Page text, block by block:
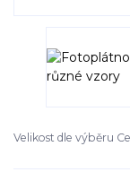
Velikost dle výběru